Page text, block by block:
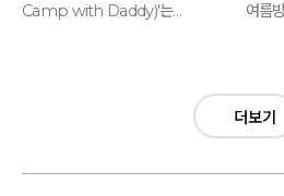
Camp with Daddy)'는
여름
더보기